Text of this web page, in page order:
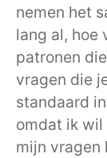
nemen het
lang al, hoe
patronen
vragen die
standaard
omdat ik
mijn vragen